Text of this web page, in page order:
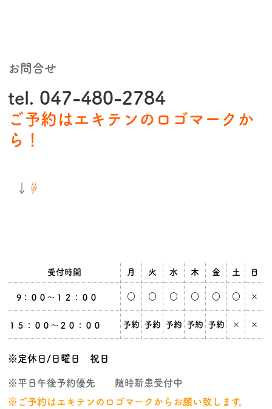
お問合せ
tel. 047-480-2784
ご予約はエキテンのロゴマークか
ら！
↓ ☟
受付時間 月 火 水 木 金 土 日
9：００～１２：００ ○ ○ ○ ○ ○ ○ ×
１５：００～２０：００ 予約 予約 予約 予約 予約 × ×
※定休日/日曜日 祝日
※平日午後予約優先 随時新患受付中
※ご予約はエキテンのロゴマークからお願い致します。